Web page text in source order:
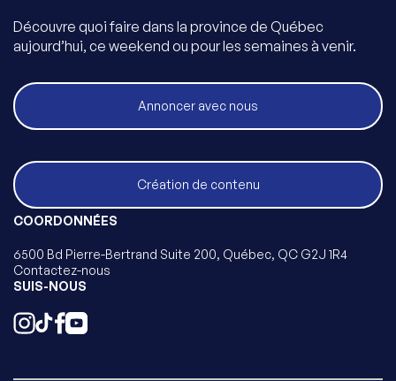
Découvre quoi faire dans la province de Québec
aujourd’hui, ce weekend ou pour les semaines à venir.
Annoncer avec nous
Création de contenu
COORDONNÉES
6500 Bd Pierre-Bertrand Suite 200, Québec, QC G2J 1R4
Contactez-nous
SUIS-NOUS